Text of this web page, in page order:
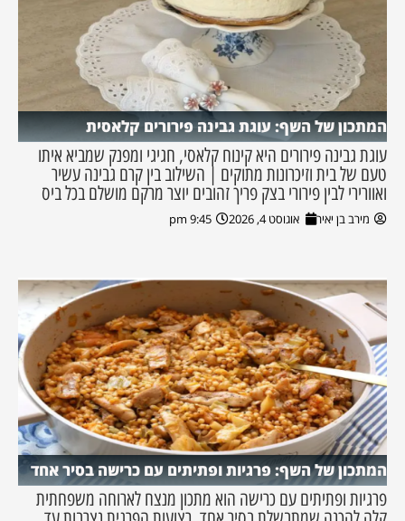
המתכון של השף: עוגת גבינה פירורים קלאסית
עוגת גבינה פירורים היא קינוח קלאסי, חגיגי ומפנק שמביא איתו
טעם של בית וזיכרונות מתוקים | השילוב בין קרם גבינה עשיר
ואוורירי לבין פירורי בצק פריך זהובים יוצר מרקם מושלם בכל ביס
מירב בן יאיר אוגוסט 4, 2026 9:45 pm
המתכון של השף: פרגיות ופתיתים עם כרישה בסיר אחד
פרגיות ופתיתים עם כרישה הוא מתכון מנצח לארוחה משפחתית